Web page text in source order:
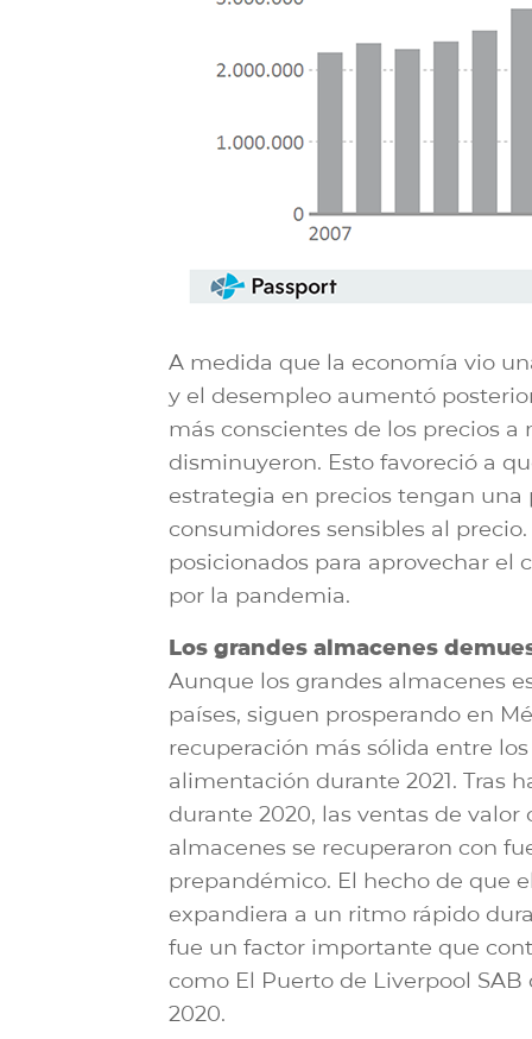
A medida que la economía vio
y el desempleo aumentó
más conscientes de los precios
disminuyeron. Esto favoreció a
estrategia en precios tengan
consumidores sensibles al
posicionados para aprovechar el
por la pandemia.
Los grandes almacenes
Aunque los grandes almacenes
países, siguen prosperando en
recuperación más sólida entre
alimentación durante 2021. Tras
durante 2020, las ventas de
almacenes se recuperaron con
prepandémico. El hecho de que
expandiera a un ritmo rápido
fue un factor importante que
como El Puerto de Liverpool
2020.